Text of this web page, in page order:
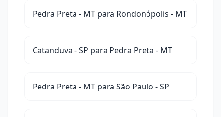
Pedra Preta - MT para Rondonópolis - MT
Catanduva - SP para Pedra Preta - MT
Pedra Preta - MT para São Paulo - SP